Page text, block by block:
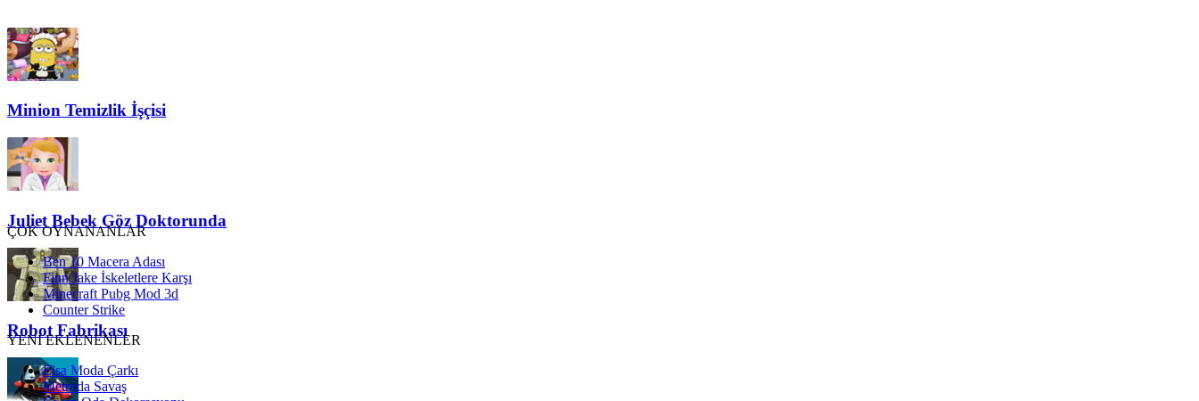
Minion Temizlik İşçisi
Juliet Bebek Göz Doktorunda
Robot Fabrikası
ÇOK OYNANANLAR
Ben 10 Macera Adası
Finn Jake İskeletlere Karşı
Minecraft Pubg Mod 3d
Counter Strike
YENİ EKLENENLER
Elsa Moda Çarkı
Metroda Savaş